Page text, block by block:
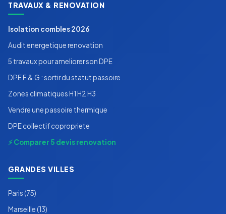
TRAVAUX & RENOVATION
Isolation combles 2026
Audit energetique renovation
5 travaux pour ameliorer son DPE
DPE F & G : sortir du statut passoire
Zones climatiques H1 H2 H3
Vendre une passoire thermique
DPE collectif copropriete
⚡ Comparer 5 devis renovation
GRANDES VILLES
Paris (75)
Marseille (13)